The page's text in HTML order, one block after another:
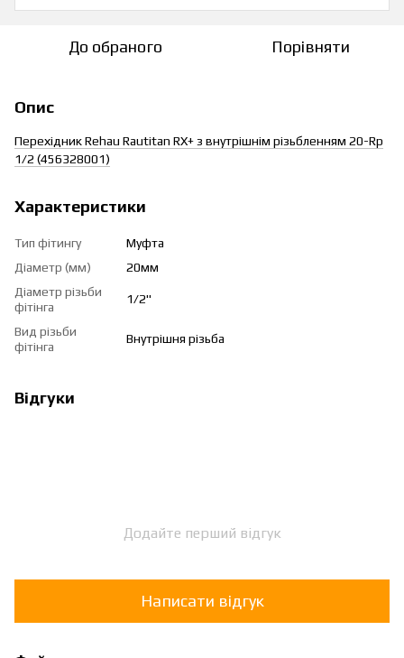
До обраного Порівняти
Опис
Перехідник Rehau Rautitan RX+ з внутрішнім різьбленням 20-Rp
1/2 (456328001)
Характеристики
Тип фітингу
Муфта
Діаметр (мм)
20мм
Діаметр різьби
фітінга
1/2"
Вид різьби
фітінга
Внутрішня різьба
Відгуки
Додайте перший відгук
Написати відгук